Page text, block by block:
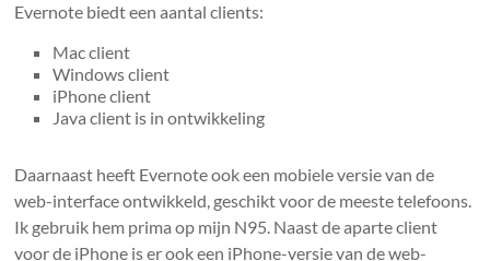
Evernote biedt een aantal clients:
Mac client
Windows client
iPhone client
Java client is in ontwikkeling
Daarnaast heeft Evernote ook een mobiele versie van de
web-interface ontwikkeld, geschikt voor de meeste telefoons.
Ik gebruik hem prima op mijn N95. Naast de aparte client
voor de iPhone is er ook een iPhone-versie van de web-